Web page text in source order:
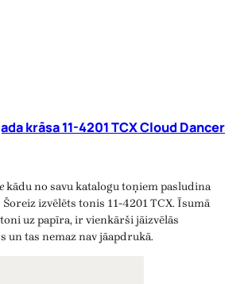
krāsa 11-4201 TCX Cloud Dancer
kādu no savu katalogu toņiem pasludina
izvēlēts tonis 11-4201 TCX. Īsumā
uz papīra, ir vienkārši jāizvēlās
un tas nemaz nav jāapdrukā.